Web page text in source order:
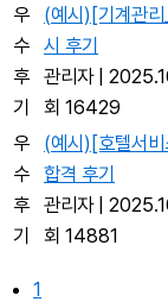
우
수
후
기
(예시)[기계관
시 후기
관리자 |
회 16429
우
수
후
기
(예시)[호텔서
합격 후기
관리자 |
회 14881
1